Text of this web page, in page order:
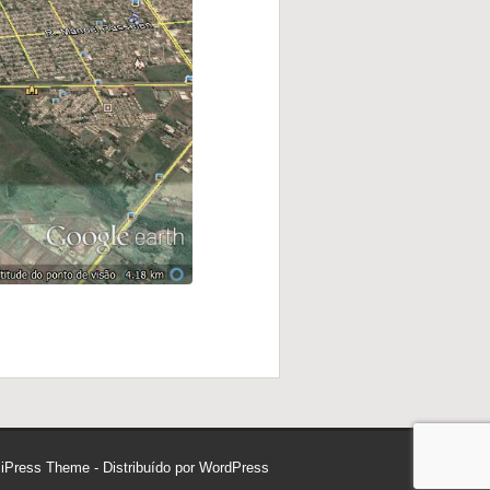
Theme - Distribuído por WordPress